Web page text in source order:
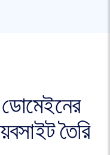
তৈরি